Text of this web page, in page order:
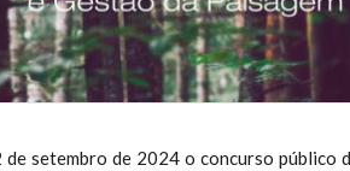
setembro de 2024 o concurso público